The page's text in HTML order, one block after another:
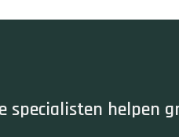
specialisten helpen